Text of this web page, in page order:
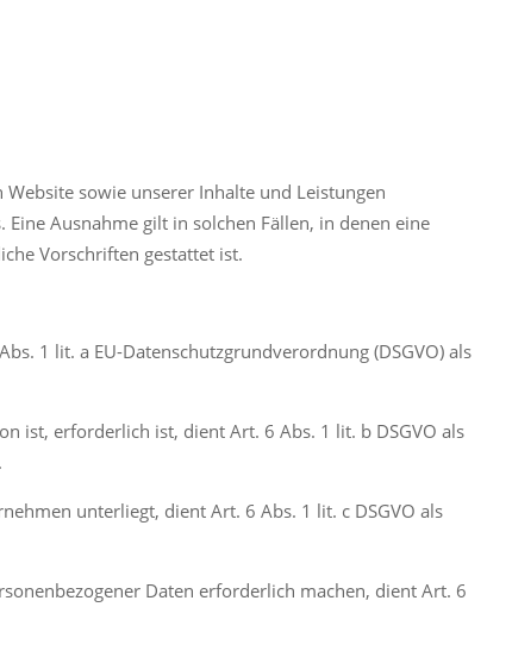
sowie unserer Inhalte und Leistungen
Ausnahme gilt in solchen Fällen, in denen eine
Vorschriften gestattet ist.
1 lit. a EU-Datenschutzgrundverordnung (DSGVO) als
ist, erforderlich ist, dient Art. 6 Abs. 1 lit. b DSGVO als
unterliegt, dient Art. 6 Abs. 1 lit. c DSGVO als
Daten erforderlich machen, dient Art. 6